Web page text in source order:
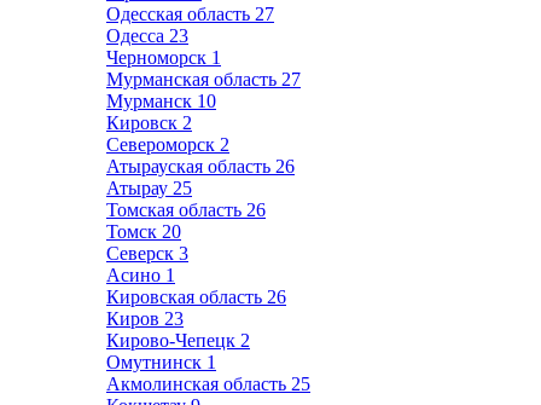
Одесская область 27
Одесса 23
Черноморск 1
Мурманская область 27
Мурманск 10
Кировск 2
Североморск 2
Атырауская область 26
Атырау 25
Томская область 26
Томск 20
Северск 3
Асино 1
Кировская область 26
Киров 23
Кирово-Чепецк 2
Омутнинск 1
Акмолинская область 25